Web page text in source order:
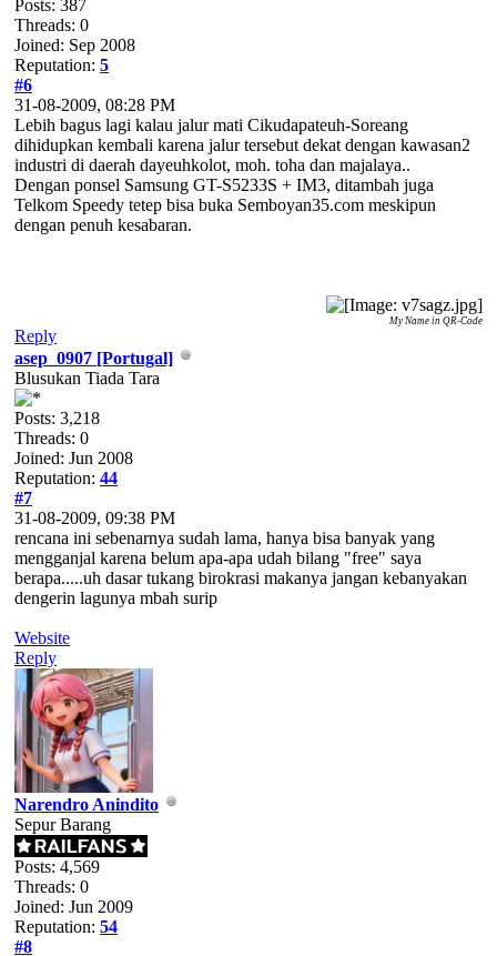
Posts: 387
Threads: 0
Joined: Sep 2008
Reputation: 5
#6
31-08-2009, 08:28 PM
Lebih bagus lagi kalau jalur mati Cikudapateuh-Soreang
dihidupkan kembali karena jalur tersebut dekat dengan kawasan2
industri di daerah dayeuhkolot, moh. toha dan majalaya..
Dengan ponsel Samsung GT-S5233S + IM3, ditambah juga
Telkom Speedy tetep bisa buka Semboyan35.com meskipun
dengan penuh kesabaran.
My Name in QR-Code
Reply
asep_0907 [Portugal]
Blusukan Tiada Tara
Posts: 3,218
Threads: 0
Joined: Jun 2008
Reputation: 44
#7
31-08-2009, 09:38 PM
rencana ini sebenarnya sudah lama, hanya bisa banyak yang
mengganjal karena belum apa-apa udah bilang "free" saya
berapa.....uh dasar tukang birokrasi makanya jangan kebanyakan
dengerin lagunya mbah surip
Website
Reply
Narendro Anindito
Sepur Barang
Posts: 4,569
Threads: 0
Joined: Jun 2009
Reputation: 54
#8